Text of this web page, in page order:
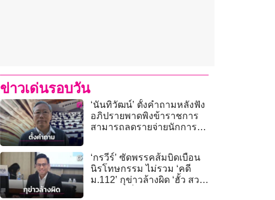
ข่าวเด่นรอบวัน
‘นันทิวัฒน์’ ตั้งคำถามหลังฟัง
อภิปรายพาดพิงข้าราชการ
สามารถลดรายจ่ายนักการ
‘กรวีร์’ ซัดพรรคส้มบิดเบือน
นิรโทษกรรม ไม่รวม ‘คดี
ม.112’ กุข่าวล้างผิด ‘ฮั้ว สว.’